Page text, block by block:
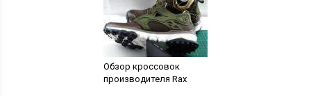
Обзор кроссовок
производителя Rax